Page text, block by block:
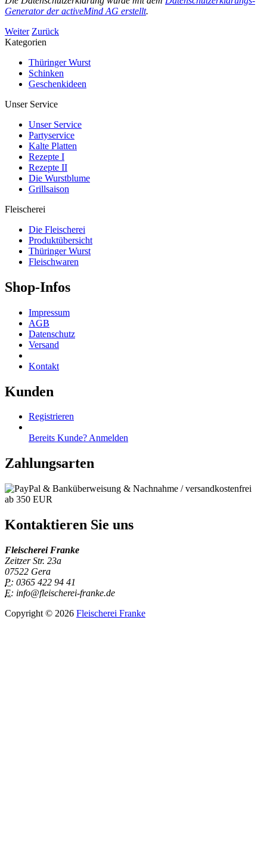
Generator der activeMind AG erstellt.
Weiter Zurück
Kategorien
Thüringer Wurst
Schinken
Geschenkideen
Unser Service
Unser Service
Partyservice
Kalte Platten
Rezepte I
Rezepte II
Die Wurstblume
Grillsaison
Fleischerei
Die Fleischerei
Produktübersicht
Thüringer Wurst
Fleischwaren
Shop-Infos
Impressum
AGB
Datenschutz
Versand
Kontakt
Kunden
Registrieren
Bereits Kunde? Anmelden
Zahlungsarten
Kontaktieren Sie uns
Fleischerei Franke
Zeitzer Str. 23a
07522 Gera
P: 0365 422 94 41
E: info@fleischerei-franke.de
Copyright © 2026 Fleischerei Franke